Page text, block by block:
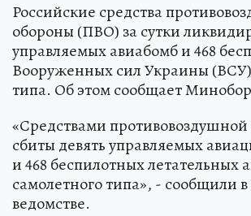
Российские средства
обороны (ПВО) за сутки
управляемых авиабомб и 468
Вооруженных сил Украины
типа. Об этом сообщает
«Средствами
сбиты девять управляемых
и 468 беспилотных летательных
самолетного типа», - сообщили
ведомстве.